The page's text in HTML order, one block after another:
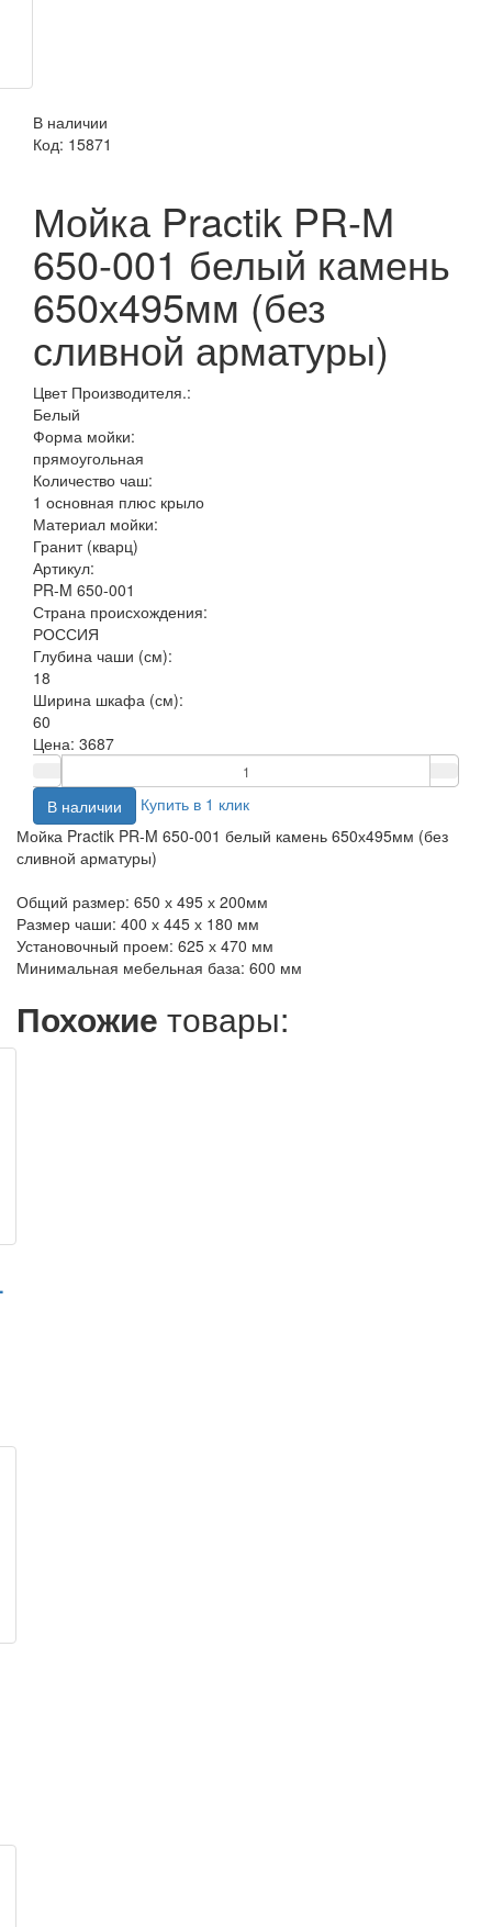
В наличии
Код: 15871
Мойка Practik PR-M
650-001 белый камень
650х495мм (без
сливной арматуры)
Цвет Производителя.:
Белый
Форма мойки:
прямоугольная
Количество чаш:
1 основная плюс крыло
Материал мойки:
Гранит (кварц)
Артикул:
PR-M 650-001
Страна происхождения:
РОССИЯ
Глубина чаши (см):
18
Ширина шкафа (см):
60
Цена: 3687
В наличии
Купить в 1 клик
Мойка Practik PR-M 650-001 белый камень 650х495мм (без
сливной арматуры)
Общий размер: 650 х 495 х 200мм
Размер чаши: 400 х 445 х 180 мм
Установочный проем: 625 х 470 мм
Минимальная мебельная база: 600 мм
Похожие товары: